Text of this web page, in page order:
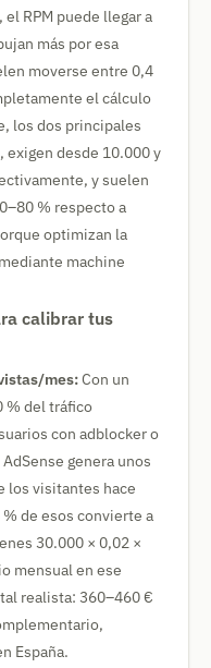
RPM puede llegar a
más por esa
moverse entre 0,4
el cálculo
los dos principales
exigen desde 10.000 y
y suelen
% respecto a
optimizan la
machine
calibrar tus
mes:Con un
% del tráfico
con adblocker o
genera unos
los visitantes hace
de esos convierte a
30.000 × 0,02 ×
mensual en ese
realista: 360–460 €
España.